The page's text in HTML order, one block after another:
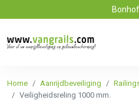
Home Aanrijdbeveiliging
Veiligheidsreling 1000 mm.